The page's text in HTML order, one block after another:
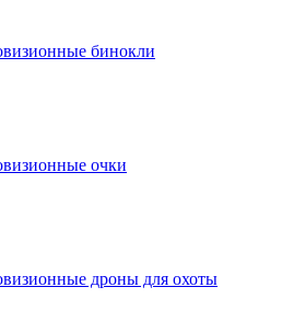
бинокли
очки
дроны для охоты